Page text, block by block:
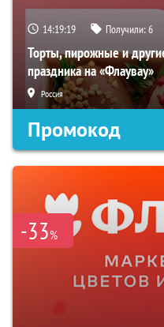
14:19:17 Получили:6
Торты, пирожные и
праздника на «Флаувау»
Россия
Промокод
-33%